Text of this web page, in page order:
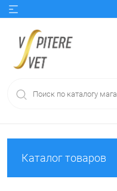
Каталог товаров